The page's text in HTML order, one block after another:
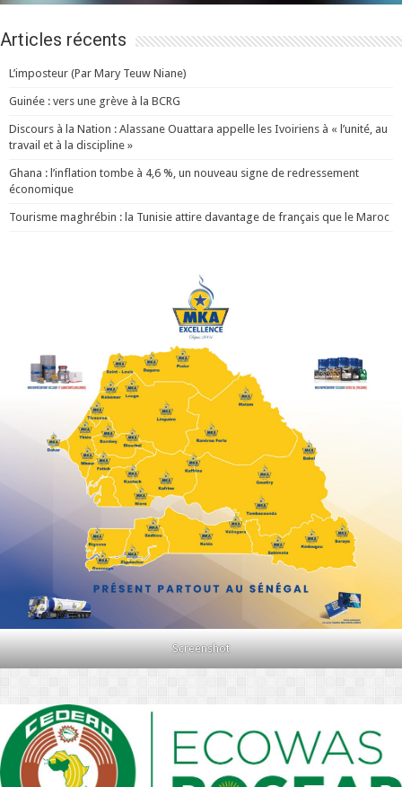
Articles récents
L’imposteur (Par Mary Teuw Niane)
Guinée : vers une grève à la BCRG
Discours à la Nation : Alassane Ouattara appelle les Ivoiriens à « l’unité, au
travail et à la discipline »
Ghana : l’inflation tombe à 4,6 %, un nouveau signe de redressement
économique
Tourisme maghrébin : la Tunisie attire davantage de français que le Maroc
Screenshot